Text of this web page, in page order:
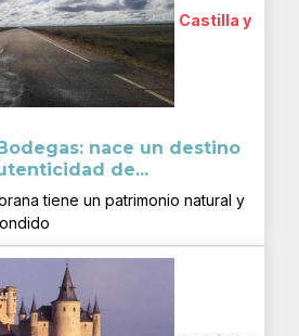
Castilla y
nace un destino
de...
tiene un patrimonio natural y